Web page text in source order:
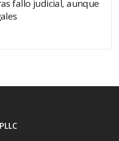
fallo judicial, aunque